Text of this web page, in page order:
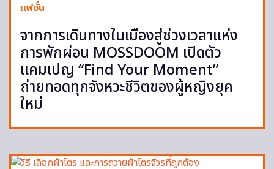
แฟชั่น
จากการเดินทางในเมืองสู่ช่วงเวลาแห่ง
การพักผ่อน MOSSDOOM เปิดตัว
แคมเปญ “Find Your Moment”
ถ่ายทอดทุกจังหวะชีวิตของผู้หญิงยุค
ใหม่